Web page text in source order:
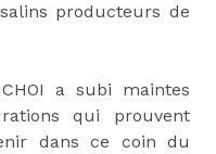
producteurs de
a subi maintes
qui prouvent
dans ce coin du